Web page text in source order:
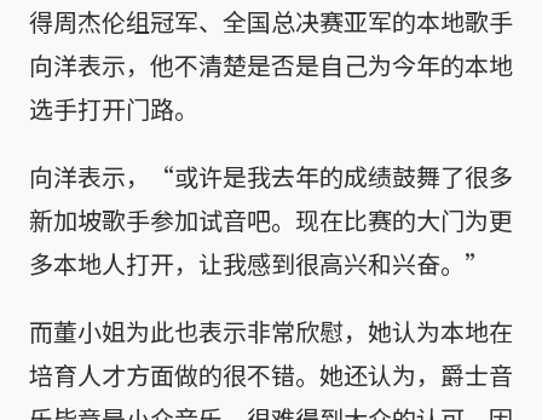
得周杰伦组冠军、全国总决赛亚军的本地歌手
向洋表示，他不清楚是否是自己为今年的本地
选手打开门路。
向洋表示，“或许是我去年的成绩鼓舞了很多
新加坡歌手参加试音吧。现在比赛的大门为更
多本地人打开，让我感到很高兴和兴奋。”
而董小姐为此也表示非常欣慰，她认为本地在
培育人才方面做的很不错。她还认为，爵士音